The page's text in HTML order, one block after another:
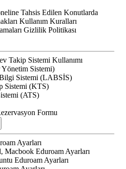
Tahsis Edilen Konutlarda
Kullanım Kuralları
Gizlilik Politikası
Takip Sistemi Kullanımı
Yönetim Sistemi)
Sistemi (LABSİS)
Sistemi (KTS)
(ATS)
Formu
Ayarları
Macbook Eduroam Ayarları
Eduroam Ayarları